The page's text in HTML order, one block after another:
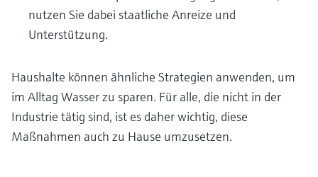
nutzen Sie dabei staatliche Anreize und
Unterstützung.
Haushalte können ähnliche Strategien anwenden, um
im Alltag Wasser zu sparen. Für alle, die nicht in der
Industrie tätig sind, ist es daher wichtig, diese
Maßnahmen auch zu Hause umzusetzen.